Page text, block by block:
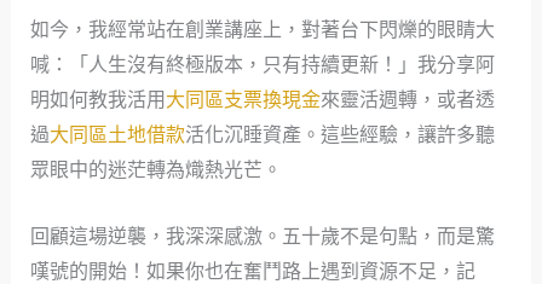
如今，我經常站在創業講座上，對著台下閃爍的眼睛大
喊：「人生沒有終極版本，只有持續更新！」我分享阿
明如何教我活用 大同區支票換現金來靈活週轉，或者透
過大同區土地借款活化沉睡資產。這些經驗，讓許多聽
眾眼中的迷茫轉為熾熱光芒。
回顧這場逆襲，我深深感激。五十歲不是句點，而是驚
嘆號的開始！如果你也在奮鬥路上遇到資源不足，記